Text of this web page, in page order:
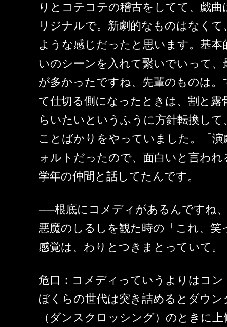
りとコテコテの稽古をしてて、戯
リジナルで。新劇的なものはなく
ような感じだったと思います。基
いのシーンを入れて繋いでいって
が多かったですね、先輩のものは
て仕切る側になったときは、割と
らいたいというふうに方針転換し
ことばかりをやっていました。「
ォルトだったので、面白いと言わ
学年の仲間と話してたんです。
──根底にコメディがあるんですね
悪魔のしるしを観た時の「これ、
感覚は、わりとつきまとっていて。
危口：コメディっていうよりはコ
ぼくらの世代は突き詰めるとダウ
（ダンスクロッシング）のときに